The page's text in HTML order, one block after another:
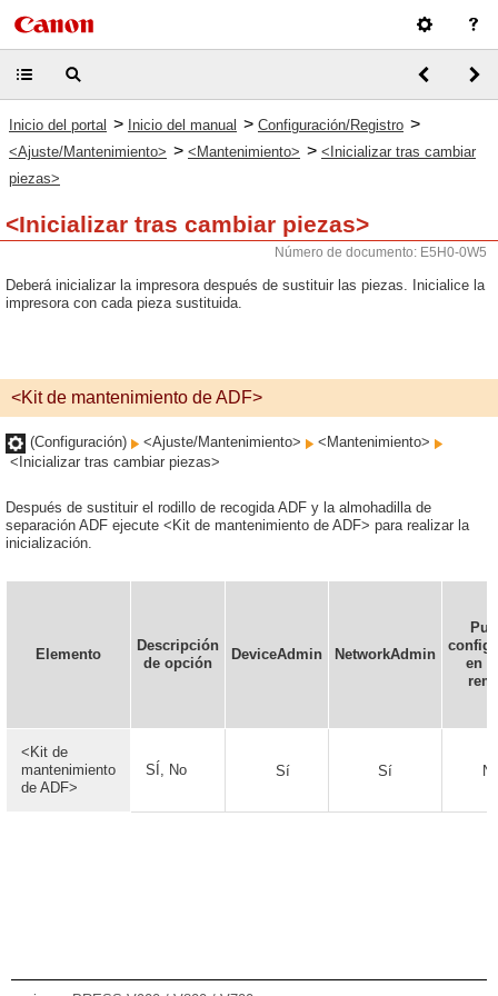
Inicio del portal > Inicio del manual > Configuración/Registro >
<Ajuste/Mantenimiento> > <Mantenimiento> > <Inicializar tras cambiar
piezas>
<Inicializar tras cambiar piezas>
Número de documento: E5H0-0W5
Deberá inicializar la impresora después de sustituir las piezas. Inicialice la
impresora con cada pieza sustituida.
<Kit de mantenimiento de ADF>
(Configuración) <Ajuste/Mantenimiento>
<Mantenimiento>
<Inicializar tras cambiar piezas>
Después de sustituir el rodillo de recogida ADF y la almohadilla de
separación ADF ejecute <Kit de mantenimiento de ADF> para realizar la
inicialización.
Elemento
Descripción
de opción
DeviceAdmin NetworkAdmin
en
<Kit de
mantenimiento
de ADF>
SÍ, No Sí Sí